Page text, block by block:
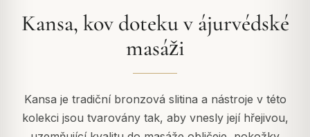
Kansa, kov doteku v ájurvédské
masáži
Kansa je tradiční bronzová slitina a nástroje v této
kolekci jsou tvarovány tak, aby vnesly její hřejivou,